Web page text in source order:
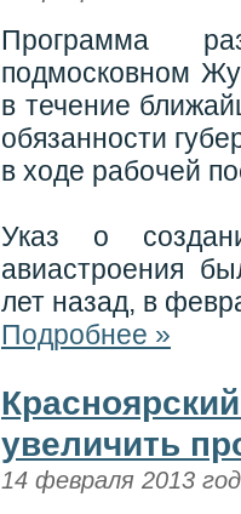
Программа
подмосковном
в течение
обязанности
в ходе рабочей
Указ о
авиастроения
лет назад, в
Подробнее »
увеличить
14 февраля 2013